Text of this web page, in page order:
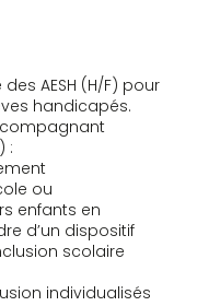
AESH (H/F) pour
handicapés.
:
ou
enfants en
d’un dispositif
scolaire
individualisés